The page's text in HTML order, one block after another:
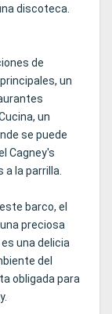
discoteca.
de
un
un
se puede
Cagney's
la parrilla.
barco, el
preciosa
una delicia
del
obligada para